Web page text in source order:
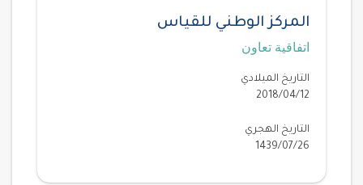
المركز الوطني للقياس
اتفاقية تعاون
التاريخ الميلادي
2018/04/12
التاريخ الهجري
1439/07/26